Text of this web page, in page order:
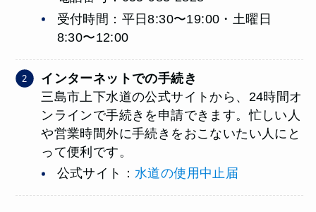
受付時間：平日8:30〜19:00・土曜日
8:30〜12:00
インターネットでの手続き
三島市上下水道の公式サイトから、24時間オ
ンラインで手続きを申請できます。忙しい人
や営業時間外に手続きをおこないたい人にと
って便利です。
公式サイト：水道の使用中止届